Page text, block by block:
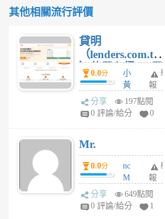
其他相關流行評價
貸明
（lenders.com.tw
）使用心得 — 民
間貸款比較平台
體驗
0.0分
小
黃
蜂
1
舉
報
分享
197點閱
0 評論/給分
0
Mr.
0.0分
nc
M
U
F
舉
報
分享
649點閱
0 評論/給分
1